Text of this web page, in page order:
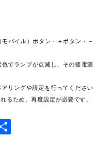
バイル）ボタン・＋ボタン・－
でランプが点滅し、その後電源
リングや設定を行ってください
るため、再度設定が必要です。